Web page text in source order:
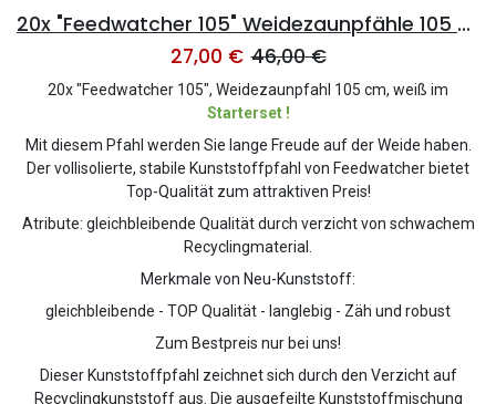
20x "Feedwatcher 105" Weidezaunpfähle 105 cm, 8 Ösen, weiß
27,00 € 46,00€
20x "Feedwatcher 105", Weidezaunpfahl 105 cm, weiß im
Starterset !
Mit diesem Pfahl werden Sie lange Freude auf der Weide haben.
Der vollisolierte, stabile Kunststoffpfahl von Feedwatcher bietet
Top-Qualität zum attraktiven Preis!
Atribute: gleichbleibende Qualität durch verzicht von schwachem
Recyclingmaterial.
Merkmale von Neu-Kunststoff:
gleichbleibende - TOP Qualität - langlebig - Zäh und robust
Zum Bestpreis nur bei uns!
Dieser Kunststoffpfahl zeichnet sich durch den Verzicht auf
Recyclingkunststoff aus. Die ausgefeilte Kunststoffmischung